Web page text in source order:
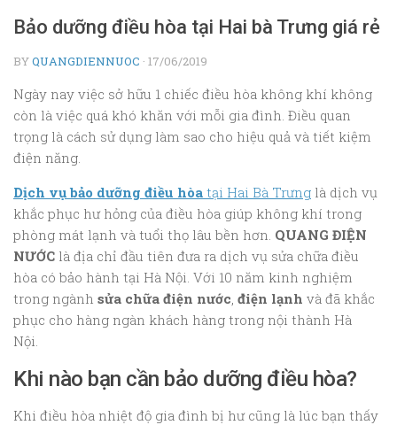
Bảo dưỡng điều hòa tại Hai bà Trưng giá rẻ
BYQUANGDIENNUOC · 17/06/2019
Ngày nay việc sở hữu 1 chiếc điều hòa không khí không
còn là việc quá khó khăn với mỗi gia đình. Điều quan
trọng là cách sử dụng làm sao cho hiệu quả và tiết kiệm
điện năng.
Dịch vụ bảo dưỡng điều hòa tại Hai Bà Trưng là dịch vụ
khắc phục hư hỏng của điều hòa giúp không khí trong
phòng mát lạnh và tuổi thọ lâu bền hơn. QUANG ĐIỆN
NƯỚC là địa chỉ đầu tiên đưa ra dịch vụ sửa chữa điều
hòa có bảo hành tại Hà Nội. Với 10 năm kinh nghiệm
trong ngành sửa chữa điện nước, điện lạnh và đã khắc
phục cho hàng ngàn khách hàng trong nội thành Hà
Nội.
Khi nào bạn cần bảo dưỡng điều hòa?
Khi điều hòa nhiệt độ gia đình bị hư cũng là lúc bạn thấy